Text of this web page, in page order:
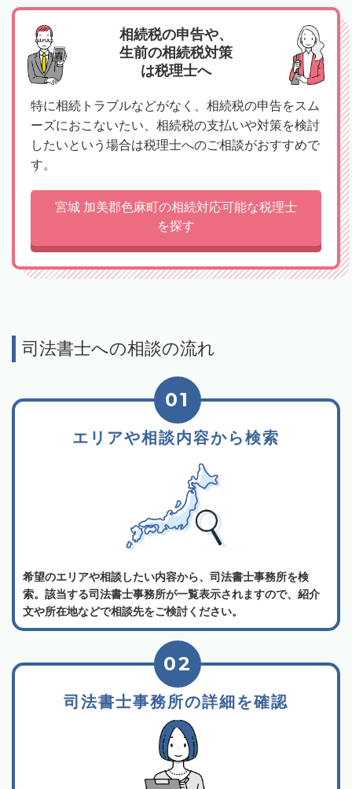
相続税の申告や、
生前の相続税対策
は税理士へ
特に相続トラブルなどがなく、相続税の申告をスム
ーズにおこないたい、相続税の支払いや対策を検討
したいという場合は税理士へのご相談がおすすめで
す。
宮城 加美郡色麻町の相続対応可能な税理士
を探す
司法書士への相談の流れ
エリアや相談内容から検索
01
希望のエリアや相談したい内容から、司法書士事務所を検
索。該当する司法書士事務所が一覧表示されますので、紹介
文や所在地などで相談先をご検討ください。
司法書士事務所の詳細を確認
02